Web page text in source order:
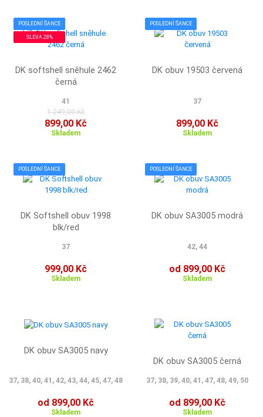
POSLEDNÍ ŠANCE
SLEVA 28%
DK softshell sněhule 2462
černá
41
1 249,00 Kč
899,00 Kč
Skladem
POSLEDNÍ ŠANCE
DK obuv 19503 červená
37
899,00 Kč
Skladem
POSLEDNÍ ŠANCE
DK Softshell obuv 1998
blk/red
37
999,00 Kč
Skladem
POSLEDNÍ ŠANCE
DK obuv SA3005 modrá
42, 44
od 899,00 Kč
Skladem
DK obuv SA3005 navy
37, 38, 40, 41, 42, 43, 44, 45, 47, 48
od 899,00 Kč
Skladem
DK obuv SA3005 černá
37, 38, 39, 40, 41, 47, 48, 49, 50
od 899,00 Kč
Skladem